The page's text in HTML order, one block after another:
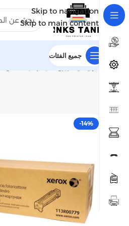
Skip to navigation
Skip to main content
جميع الفئات
الرئيسية زيروكس
-14%